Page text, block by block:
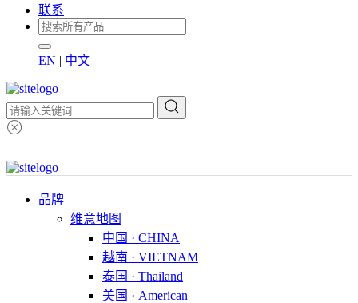
联系
EN | 中文
品牌
维意地图
中国 · CHINA
越南 · VIETNAM
泰国 · Thailand
美国 · American